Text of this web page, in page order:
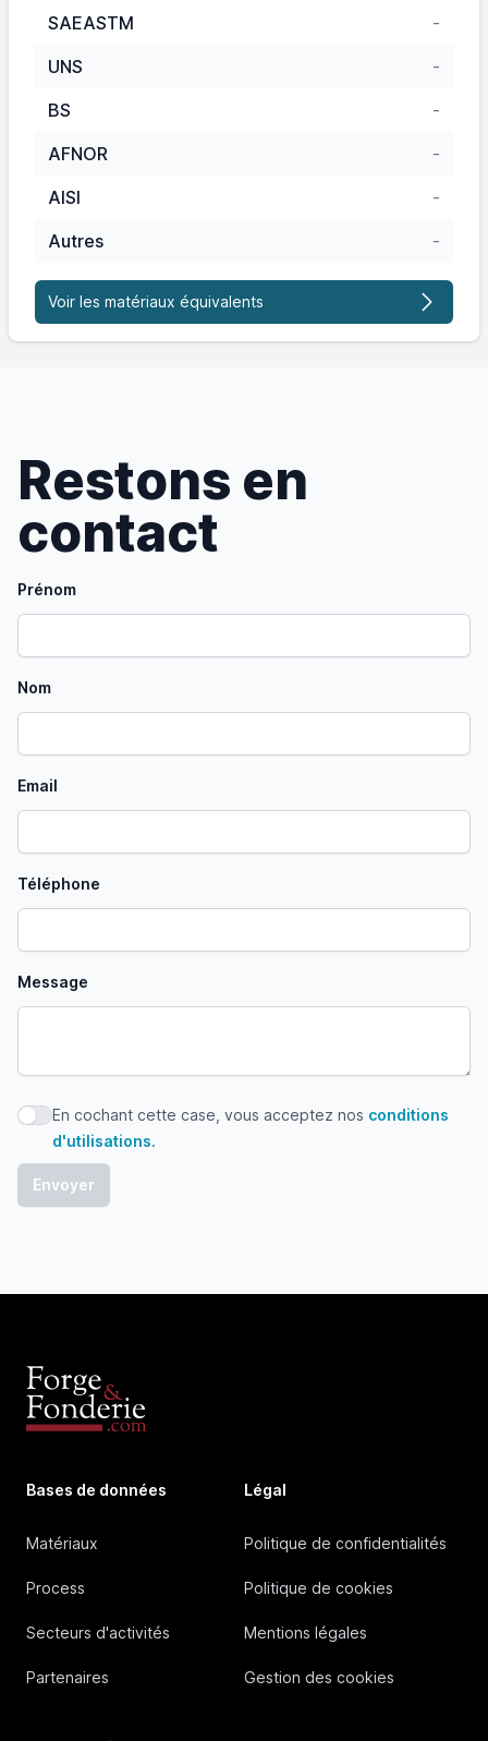
SAEASTM
-
UNS
-
BS
-
AFNOR
-
AISI
-
Autres
-
Voir les matériaux équivalents
Restons en
contact
Prénom
Nom
Email
Téléphone
Message
En cochant cette case, vous acceptez nos conditions
En cochant cette case, vous acceptez nos conditions
d'utilisations.
Bases de données
Matériaux
Process
Secteurs d'activités
Partenaires
Légal
Politique de confidentialités
Politique de cookies
Mentions légales
Gestion des cookies